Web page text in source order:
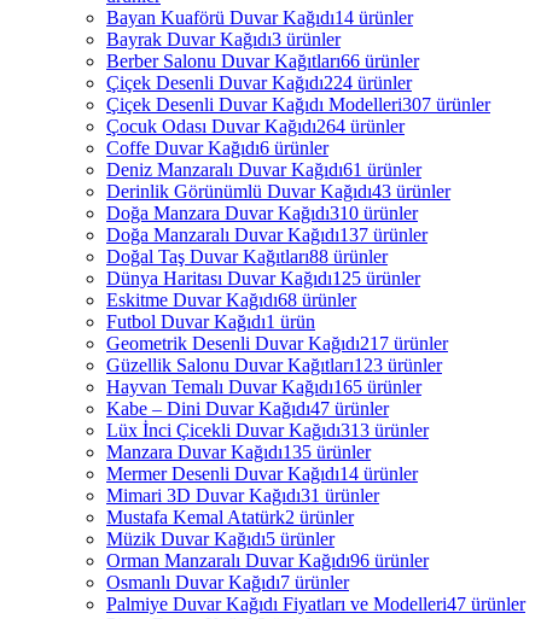
Bayan Kuaförü Duvar Kağıdı14 ürünler
Bayrak Duvar Kağıdı3 ürünler
Berber Salonu Duvar Kağıtları66 ürünler
Çiçek Desenli Duvar Kağıdı224 ürünler
Çiçek Desenli Duvar Kağıdı Modelleri307 ürünler
Çocuk Odası Duvar Kağıdı264 ürünler
Coffe Duvar Kağıdı6 ürünler
Deniz Manzaralı Duvar Kağıdı61 ürünler
Derinlik Görünümlü Duvar Kağıdı43 ürünler
Doğa Manzara Duvar Kağıdı310 ürünler
Doğa Manzaralı Duvar Kağıdı137 ürünler
Doğal Taş Duvar Kağıtları88 ürünler
Dünya Haritası Duvar Kağıdı125 ürünler
Eskitme Duvar Kağıdı68 ürünler
Futbol Duvar Kağıdı1 ürün
Geometrik Desenli Duvar Kağıdı217 ürünler
Güzellik Salonu Duvar Kağıtları123 ürünler
Hayvan Temalı Duvar Kağıdı165 ürünler
Kabe – Dini Duvar Kağıdı47 ürünler
Lüx İnci Çicekli Duvar Kağıdı313 ürünler
Manzara Duvar Kağıdı135 ürünler
Mermer Desenli Duvar Kağıdı14 ürünler
Mimari 3D Duvar Kağıdı31 ürünler
Mustafa Kemal Atatürk2 ürünler
Müzik Duvar Kağıdı5 ürünler
Orman Manzaralı Duvar Kağıdı96 ürünler
Osmanlı Duvar Kağıdı7 ürünler
Palmiye Duvar Kağıdı Fiyatları ve Modelleri47 ürünler